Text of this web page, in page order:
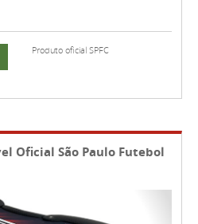
Produto oficial SPFC
Oficial São Paulo Futebol